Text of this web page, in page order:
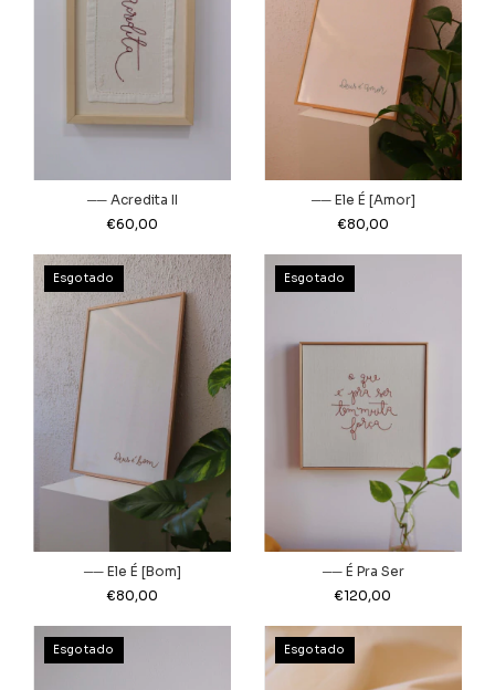
── Acredita II
€60,00
── Ele É [Amor]
€80,00
Esgotado
── Ele É [Bom]
€80,00
Esgotado
── É Pra Ser
€120,00
Esgotado Esgotado